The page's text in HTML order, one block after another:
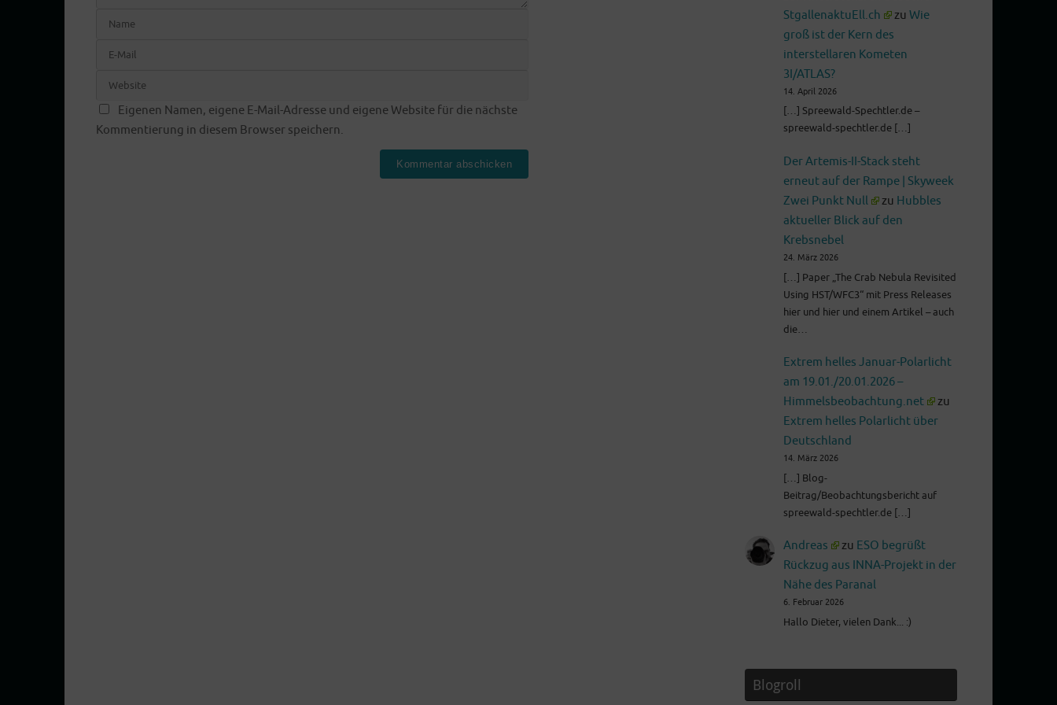
Eigenen Namen, eigene E-Mail-Adresse und eigene Website für die nächste
Kommentierung in diesem Browser speichern.
StgallenaktuEll.ch
zuWie
groß ist der Kern des
interstellaren Kometen
3I/ATLAS?
14. April 2026
[…] Spreewald-Spechtler.de –
spreewald-spechtler.de […]
Der Artemis-II-Stack steht
erneut auf der Rampe | Skyweek
Zwei Punkt Null
zu Hubbles
aktueller Blick auf den
Krebsnebel
24. März 2026
[…] Paper „The Crab Nebula Revisited
Using HST/WFC3“ mit Press Releases
hier und hier und einem Artikel – auch
die…
Extrem helles Januar-Polarlicht
am 19.01./20.01.2026 –
Himmelsbeobachtung.net
zu
Extrem helles Polarlicht über
Deutschland
14. März 2026
[…] Blog-
Beitrag/Beobachtungsbericht auf
spreewald-spechtler.de […]
Andreas zu ESO begrüßt
Rückzug aus INNA-Projekt in der
Nähe des Paranal
6. Februar 2026
Hallo Dieter, vielen Dank... :)
Blogroll